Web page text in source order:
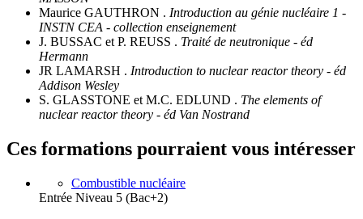
Maurice GAUTHRON . Introduction au génie nucléaire 1 -
INSTN CEA - collection enseignement
J. BUSSAC et P. REUSS . Traité de neutronique - éd
Hermann
JR LAMARSH . Introduction to nuclear reactor theory - éd
Addison Wesley
S. GLASSTONE et M.C. EDLUND . The elements of
nuclear reactor theory - éd Van Nostrand
Ces formations pourraient vous intéresser
Combustible nucléaire
Entrée Niveau 5 (Bac+2)